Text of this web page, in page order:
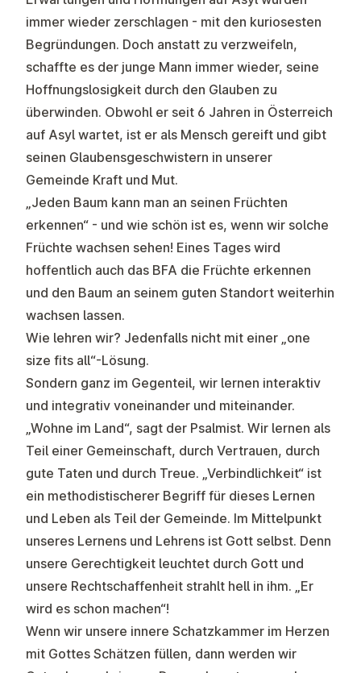
immer wieder zerschlagen - mit den kuriosesten
Begründungen. Doch anstatt zu verzweifeln,
schaffte es der junge Mann immer wieder, seine
Hoffnungslosigkeit durch den Glauben zu
überwinden. Obwohl er seit 6 Jahren in Österreich
auf Asyl wartet, ist er als Mensch gereift und gibt
seinen Glaubensgeschwistern in unserer
Gemeinde Kraft und Mut.
„Jeden Baum kann man an seinen Früchten
erkennen“ - und wie schön ist es, wenn wir solche
Früchte wachsen sehen! Eines Tages wird
hoffentlich auch das BFA die Früchte erkennen
und den Baum an seinem guten Standort weiterhin
wachsen lassen.
Wie lehren wir? Jedenfalls nicht mit einer „one
size fits all“-Lösung.
Sondern ganz im Gegenteil, wir lernen interaktiv
und integrativ voneinander und miteinander.
„Wohne im Land“, sagt der Psalmist. Wir lernen als
Teil einer Gemeinschaft, durch Vertrauen, durch
gute Taten und durch Treue. „Verbindlichkeit“ ist
ein methodistischerer Begriff für dieses Lernen
und Leben als Teil der Gemeinde. Im Mittelpunkt
unseres Lernens und Lehrens ist Gott selbst. Denn
unsere Gerechtigkeit leuchtet durch Gott und
unsere Rechtschaffenheit strahlt hell in ihm. „Er
wird es schon machen“!
Wenn wir unsere innere Schatzkammer im Herzen
mit Gottes Schätzen füllen, dann werden wir